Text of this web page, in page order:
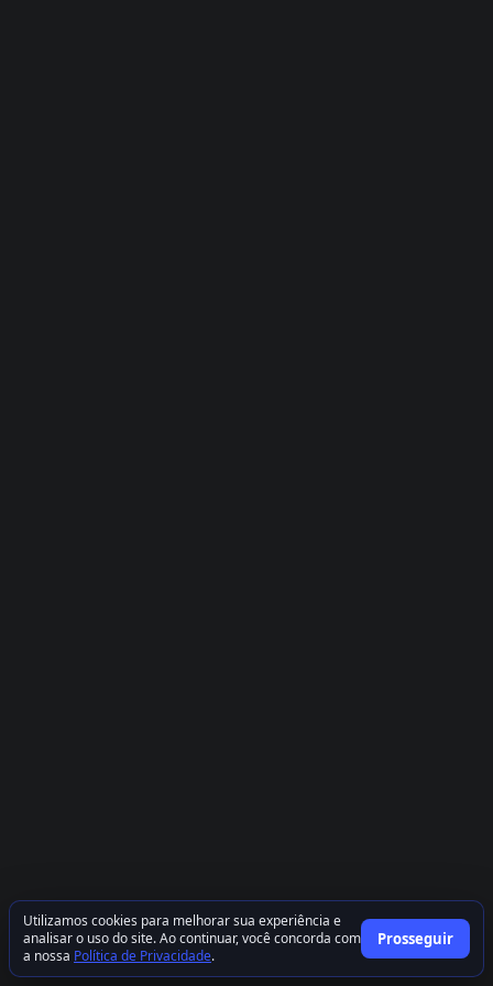
Utilizamos cookies para melhorar sua experiência e
analisar o uso do site. Ao continuar, você concorda com
a nossa Política de Privacidade.
Prosseguir